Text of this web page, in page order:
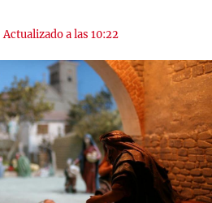
|Actualizado a las 10:22